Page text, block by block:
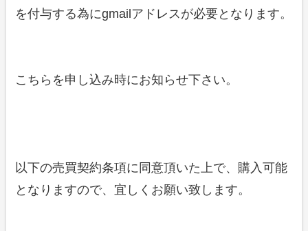
を付与する為にgmailアドレスが必要となります。
こちらを申し込み時にお知らせ下さい。
以下の売買契約条項に同意頂いた上で、購入可能
となりますので、宜しくお願い致します。